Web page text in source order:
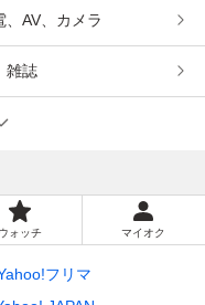
、AV、カメラ
雑誌
ウォッチ マイオク
フリマ